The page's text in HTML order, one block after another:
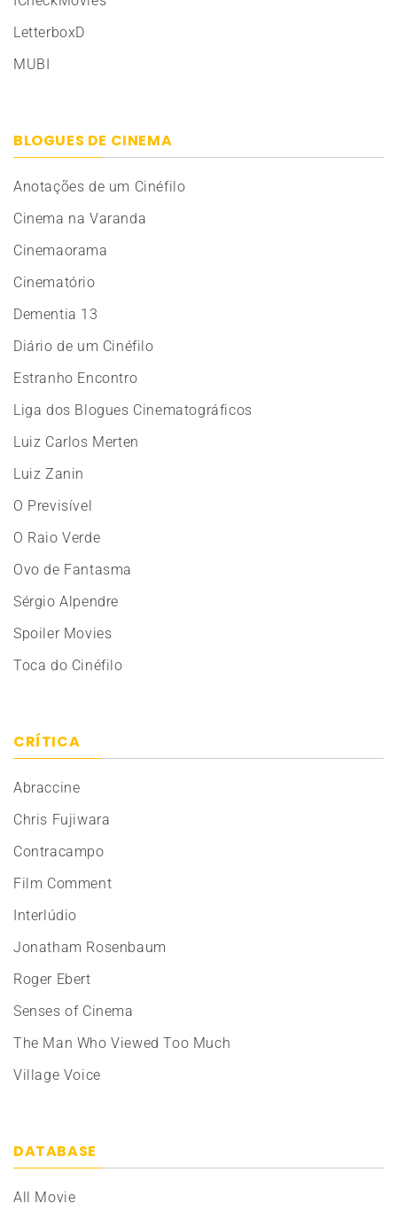
LetterboxD
MUBI
BLOGUES DE CINEMA
Anotações de um Cinéfilo
Cinema na Varanda
Cinemaorama
Cinematório
Dementia 13
Diário de um Cinéfilo
Estranho Encontro
Liga dos Blogues Cinematográficos
Luiz Carlos Merten
Luiz Zanin
O Previsível
O Raio Verde
Ovo de Fantasma
Sérgio Alpendre
Spoiler Movies
Toca do Cinéfilo
CRÍTICA
Abraccine
Chris Fujiwara
Contracampo
Film Comment
Interlúdio
Jonatham Rosenbaum
Roger Ebert
Senses of Cinema
The Man Who Viewed Too Much
Village Voice
DATABASE
All Movie